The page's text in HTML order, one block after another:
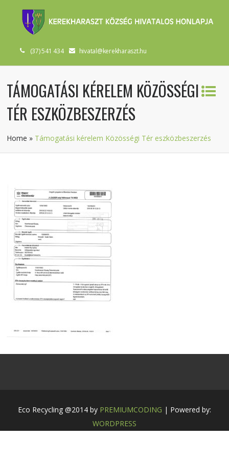
(37) 541 434 hivatal@kerekharaszt.hu
TÁMOGATÁSI KÉRELEM KÖZÖSSÉGI
TÉR ESZKÖZBESZERZÉS
Home » Támogatási kérelem Közösségi Tér eszközbeszerzés
Eco Recycling @2014 by PREMIUMCODING | Powered by:
WORDPRESS